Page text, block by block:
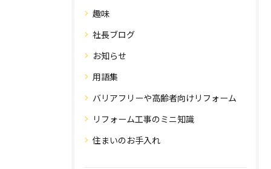
趣味
社長ブログ
お知らせ
用語集
バリアフリーや高齢者向けリフォーム
リフォーム工事のミニ知識
住まいのお手入れ